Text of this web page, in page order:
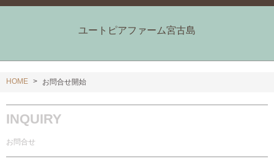
ユートピアファーム宮古島
HOME お問合せ開始
INQUIRY
お問合せ